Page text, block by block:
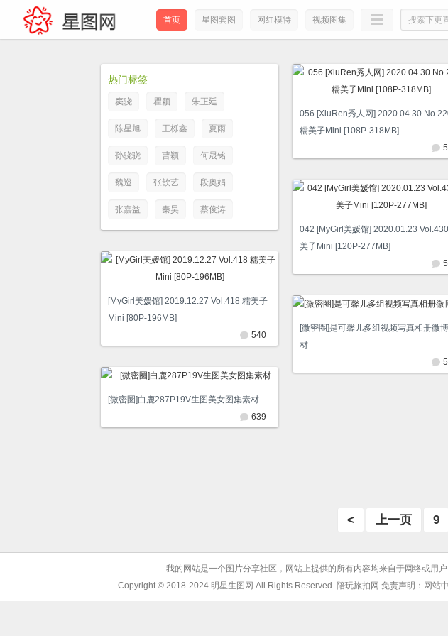
首页 星图套图 网红模特 视频图集
热门标签
窦骁 瞿颖 朱正廷
陈星旭 王栎鑫 夏雨
孙骁骁 曹颖 何晟铭
魏巡 张歆艺 段奥娟
张嘉益 秦昊 蔡俊涛
056 [XiuRen秀人网] 2020.04.30
糯美子Mini [108P-318MB]
042 [MyGirl美媛馆] 2020.01.23
美子Mini [120P-277MB]
[MyGirl美媛馆] 2019.12.27 Vol.418 糯美子
Mini [80P-196MB]
540
[微密圈]是可馨儿多组视频写真相册微
材
[微密圈]白鹿287P19V生图美女图集素材
639
< 上一页 9
我的网站是一个图片分享社区，网站上提供的所有内容均来自于网络或用
Copyright © 2018-2024 明星生图网 All Rights Reserved. 陪玩旅拍网 免责声明：网站